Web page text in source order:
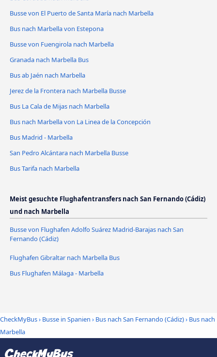
Busse von El Puerto de Santa María nach Marbella
Bus nach Marbella von Estepona
Busse von Fuengirola nach Marbella
Granada nach Marbella Bus
Bus ab Jaén nach Marbella
Jerez de la Frontera nach Marbella Busse
Bus La Cala de Mijas nach Marbella
Bus nach Marbella von La Linea de la Concepción
Bus Madrid - Marbella
San Pedro Alcántara nach Marbella Busse
Bus Tarifa nach Marbella
Meist gesuchte Flughafentransfers nach San Fernando (Cádiz)
und nach Marbella
Busse von Flughafen Adolfo Suárez Madrid-Barajas nach San
Fernando (Cádiz)
Flughafen Gibraltar nach Marbella Bus
Bus Flughafen Málaga - Marbella
CheckMyBus› Busse in Spanien › Bus nach San Fernando (Cádiz)› Bus nach
Marbella